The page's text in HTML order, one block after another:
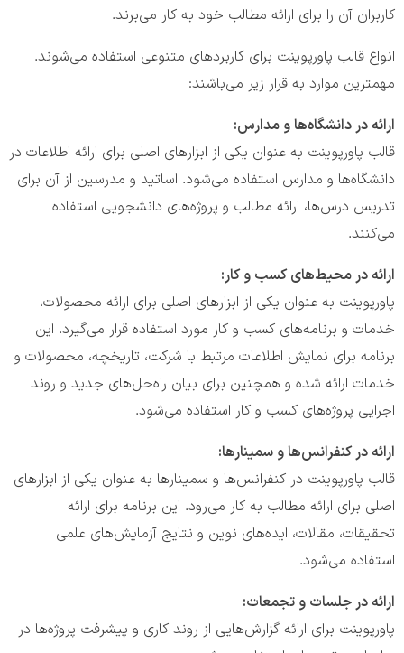
کاربران آن را برای ارائه‌ مطالب خود به کار می‌برند.
انواع قالب پاورپوینت برای کاربردهای متنوعی استفاده می‌شوند.
مهمترین موارد به قرار زیر می‌باشند:
ارائه‌ در دانشگاه‌ها و مدارس:
قالب پاورپوینت به عنوان یکی از ابزارهای اصلی برای ارائه اطلاعات در
دانشگاه‌ها و مدارس استفاده می‌شود. اساتید و مدرسین از آن برای
تدریس درس‌ها، ارائه مطالب و پروژه‌های دانشجویی استفاده
می‌کنند.
ارائه‌ در محیط‌های کسب و کار:
پاورپوینت به عنوان یکی از ابزارهای اصلی برای ارائه محصولات،
خدمات و برنامه‌های کسب و کار مورد استفاده قرار می‌گیرد. این
برنامه برای نمایش اطلاعات مرتبط با شرکت، تاریخچه، محصولات و
خدمات ارائه شده و همچنین برای بیان راه‌حل‌های جدید و روند
اجرایی پروژه‌های کسب و کار استفاده می‌شود.
ارائه‌ در کنفرانس‌ها و سمینارها:
قالب پاورپوینت در کنفرانس‌ها و سمینارها به عنوان یکی از ابزارهای
اصلی برای ارائه مطالب به کار می‌رود. این برنامه برای ارائه
تحقیقات، مقالات، ایده‌های نوین و نتایج آزمایش‌های علمی
استفاده می‌شود.
ارائه‌ در جلسات و تجمعات:
پاورپوینت برای ارائه گزارش‌هایی از روند کاری و پیشرفت پروژه‌ها در